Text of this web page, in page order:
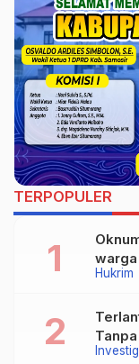
TERPOPULER
Hukrim